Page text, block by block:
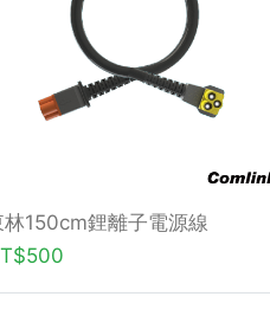
林150cm鋰離子電源線